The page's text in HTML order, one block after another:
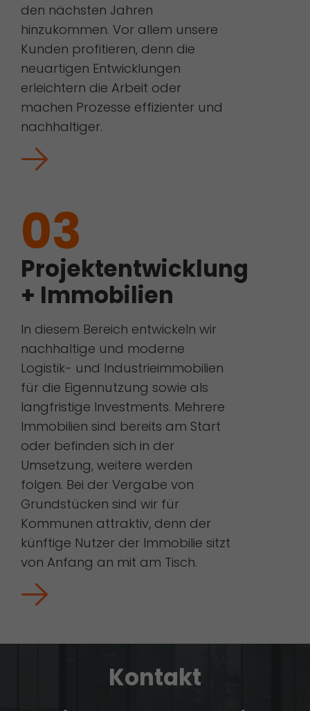
den nächsten Jahren
hinzukommen. Vor allem unsere
Kunden profitieren, denn die
neuartigen Entwicklungen
erleichtern die Arbeit oder
machen Prozesse effizienter und
nachhaltiger.
03
Projektentwicklung
+ Immobilien
In diesem Bereich entwickeln wir
nachhaltige und moderne
Logistik- und Industrieimmobilien
für die Eigennutzung sowie als
langfristige Investments. Mehrere
Immobilien sind bereits am Start
oder befinden sich in der
Umsetzung, weitere werden
folgen. Bei der Vergabe von
Grundstücken sind wir für
Kommunen attraktiv, denn der
künftige Nutzer der Immobilie sitzt
von Anfang an mit am Tisch.
Kontakt